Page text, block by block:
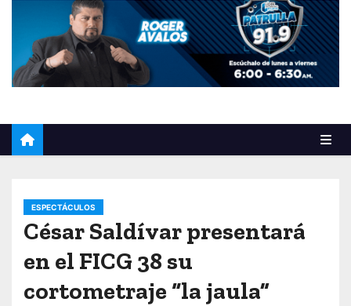
ESPECTÁCULOS
César Saldívar presentará
en el FICG 38 su
cortometraje “la jaula”